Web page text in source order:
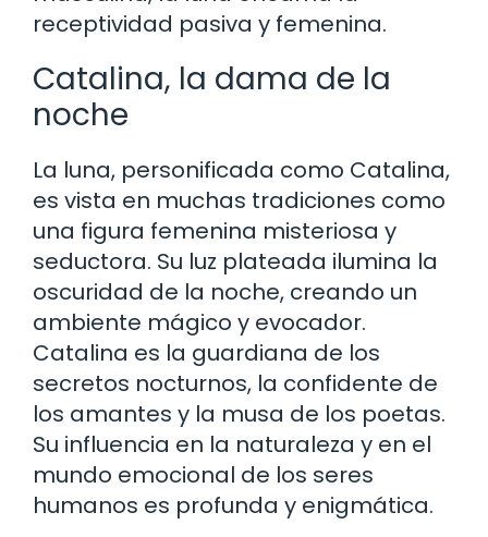
receptividad pasiva y femenina.
Catalina, la dama de la
noche
La luna, personificada como Catalina,
es vista en muchas tradiciones como
una figura femenina misteriosa y
seductora. Su luz plateada ilumina la
oscuridad de la noche, creando un
ambiente mágico y evocador.
Catalina es la guardiana de los
secretos nocturnos, la confidente de
los amantes y la musa de los poetas.
Su influencia en la naturaleza y en el
mundo emocional de los seres
humanos es profunda y enigmática.